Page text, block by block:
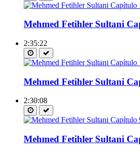
Mehmed Fetihler Sultani
2:35:22
Mehmed Fetihler Sultani
2:30:08
Mehmed Fetihler Sultani